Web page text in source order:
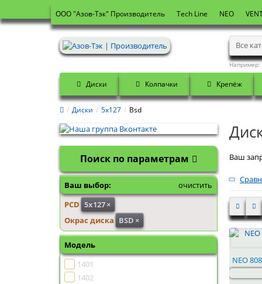
OOO "Азов-Тэк" Производитель Tech Line NEO
Все
Например:
Диски Колпачки Крепёж
Диски 5x127 Bsd
Поиск по параметрам
Ваш выбор:
очистить
PCD 5x127×
Окрас диска BSD ×
Модель
1401
1402
Ваш
NEO